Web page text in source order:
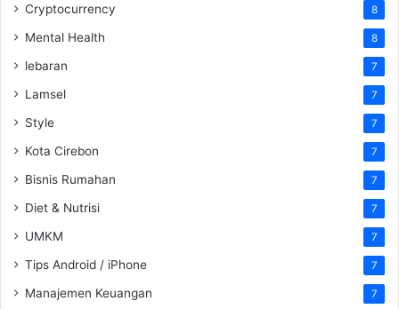
Cryptocurrency 8
Mental Health 8
lebaran 7
Lamsel 7
Style 7
Kota Cirebon 7
Bisnis Rumahan 7
Diet & Nutrisi 7
UMKM 7
Tips Android / iPhone 7
Manajemen Keuangan 7